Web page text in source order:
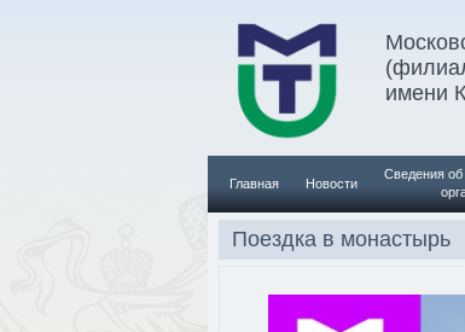
имени
Главная Новости
Сведения об
Поездка в монастырь